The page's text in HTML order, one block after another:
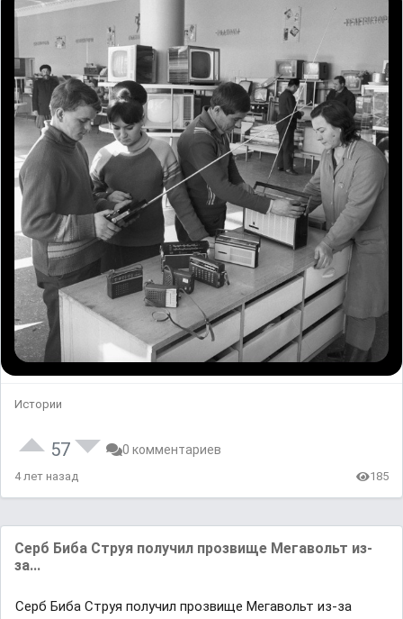
Истории
57 0 комментариев
4 лет назад 185
Серб Биба Струя получил прозвище Мегавольт из-
за...
Серб Биба Струя получил прозвище Мегавольт из-за